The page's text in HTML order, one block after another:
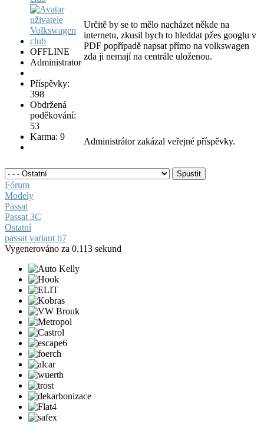
OFFLINE
Administrator
Příspěvky:
398
Obdržená
poděkování:
53
Karma: 9
Určitě by se to mělo nacházet někde na
internetu, zkusil bych to hleddat pžes googlu v
PDF popřípadě napsat přímo na volkswagen
zda ji nemají na centrále uloženou.
Administrátor zakázal veřejné příspěvky.
Fórum
Modely
Passat
Passat 3C
Ostatní
passat variant b7
Vygenerováno za 0.113 sekund